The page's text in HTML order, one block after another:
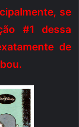
se
#1 dessa
de